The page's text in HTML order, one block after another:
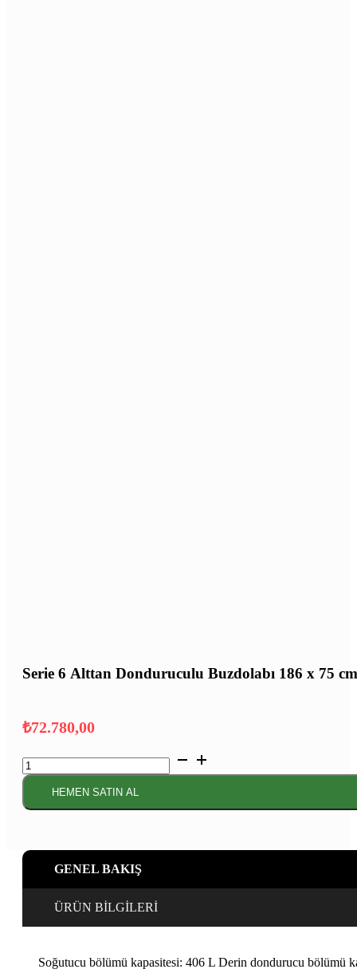
Serie 6 Alttan Donduruculu Buzdolabı 186 x 75
₺72.780,00
Serie
6 Alttan
Donduruculu
Buzdolabı
186
cm
adet
HEMEN SATIN AL
GENEL BAKIŞ
ÜRÜN BİLGİLERİ
Soğutucu bölümü kapasitesi: 406 L Derin dondurucu bölümü